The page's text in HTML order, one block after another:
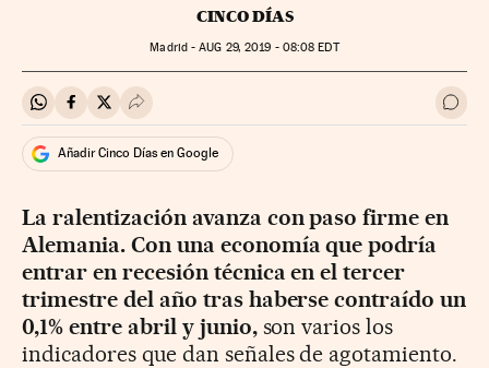
CINCO DÍAS
Madrid -AUG 29, 2019 - 08:08 EDT
Compartir en Whatsapp
Compartir en Facebook
Compartir en Twitter
Desplegar Redes Sociales Ir a
Añadir Cinco Días en Google
La ralentización avanza con paso firme en
Alemania. Con una economía que podría
entrar en recesión técnica en el tercer
trimestre del año tras haberse contraído un
0,1% entre abril y junio,son varios los
indicadores que dan señales de agotamiento.